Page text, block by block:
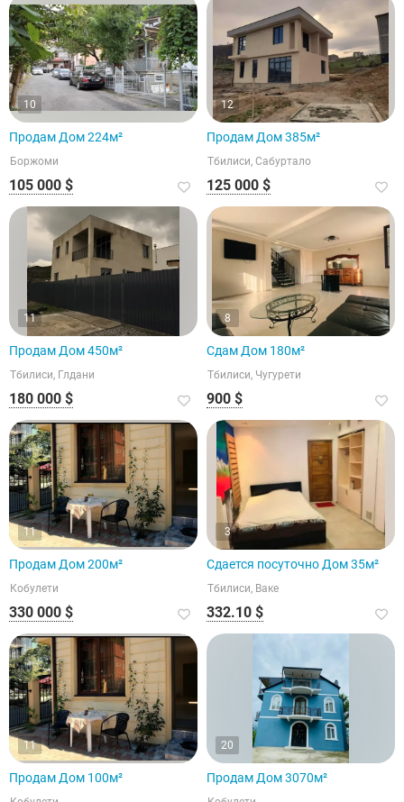
10
Продам Дом 224м²
Боржоми
105 000 $
12
Продам Дом 385м²
Тбилиси, Сабуртало
125 000 $
11
Продам Дом 450м²
Тбилиси, Глдани
180 000 $
8
Сдам Дом 180м²
Тбилиси, Чугурети
900 $
11
Продам Дом 200м²
Кобулети
330 000 $
3
Сдается посуточно Дом 35м²
Тбилиси, Ваке
332.10 $
11
Продам Дом 100м²
20
Продам Дом 3070м²